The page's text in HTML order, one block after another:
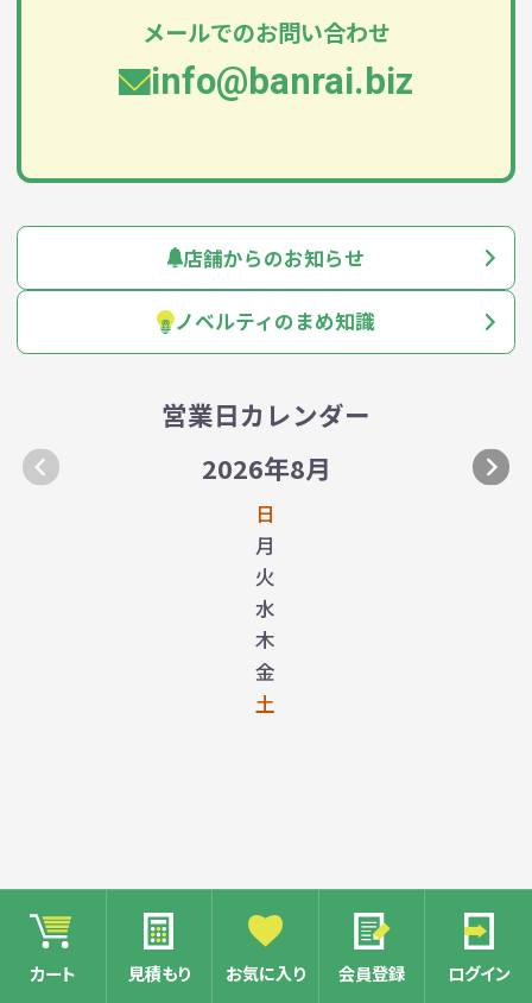
カート 見積もり お気に入り 会員登録 ログイン
メールでのお問い合わせ
info@banrai.biz
店舗からのお知らせ
ノベルティのまめ知識
営業日カレンダー
2026年8月
日
月
火
水
木
金
土